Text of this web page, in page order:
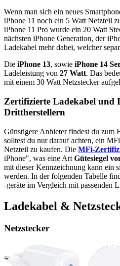
Wenn man sich ein neues
iPhone 11 noch ein 5 Watt Netzteil
iPhone 11 Pro wurde ein 20 Watt
nächsten iPhone Generation, der
Ladekabel mehr dabei, welcher
Die iPhone 13, sowie iPhone 14
Ladeleistung von 27 Watt. Das
mit einem 30 Watt Netzstecker
Zertifizierte Ladekabel und
Drittherstellern
Günstigere Anbieter findest du zum
solltest du nur darauf achten, ein
Netzteil zu kaufen. Die MFi-
iPhone", was eine Art Gütesiegel
mit dieser Kennzeichnung kann ein
werden. In der folgenden Tabelle
-geräte im Vergleich mit passenden
Ladekabel &
Netzstecker